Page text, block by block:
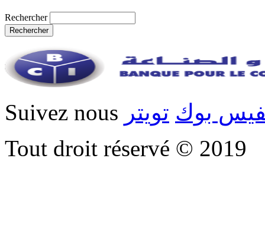
Rechercher
Suivez nous بوك تويتر
Tout droit réservé © 2019